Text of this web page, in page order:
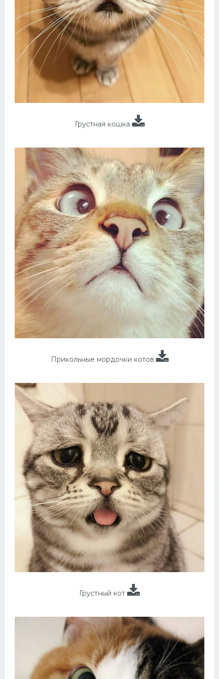
Грустная кошка
Прикольные мордочки котов
Грустный кот